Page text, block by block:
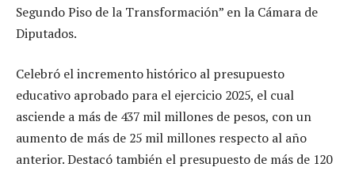
Segundo Piso de la Transformación” en la Cámara de
Diputados.
Celebró el incremento histórico al presupuesto
educativo aprobado para el ejercicio 2025, el cual
asciende a más de 437 mil millones de pesos, con un
aumento de más de 25 mil millones respecto al año
anterior. Destacó también el presupuesto de más de 120